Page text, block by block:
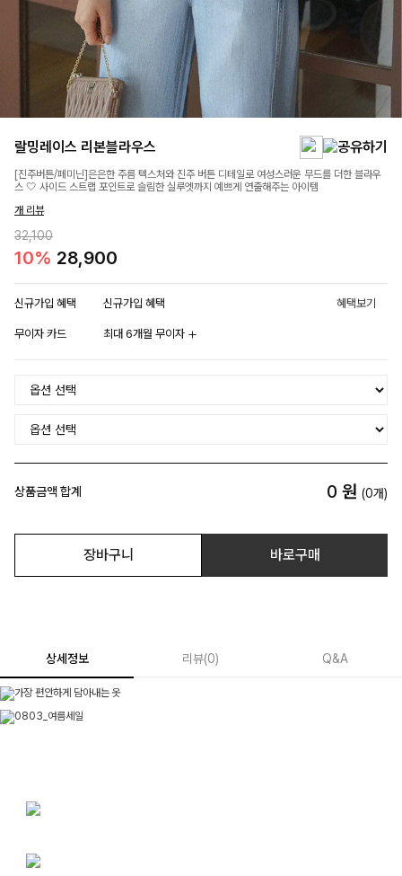
랄밍레이스 리본블라우스
[진주버튼/페미닌]은은한 주름 텍스처와 진주 버튼 디테일로 여성스러운 무드를 더한 블라우
스 🤍 사이드 스트랩 포인트로 슬림한 실루엣까지 예쁘게 연출해주는 아이템
개 리뷰
32,100
10% 28,900
신규가입 혜택 신규가입 혜택 혜택보기
무이자 카드 최대 6개월 무이자
상품금액 합계 0 원 (0개)
장바구니 바로구매
상세정보 리뷰(0) Q&A